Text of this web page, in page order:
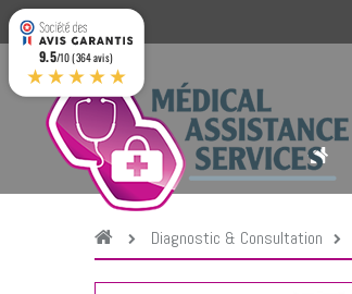
Diagnostic & Consultation
9.5/10 (364 avis)
★★★★★